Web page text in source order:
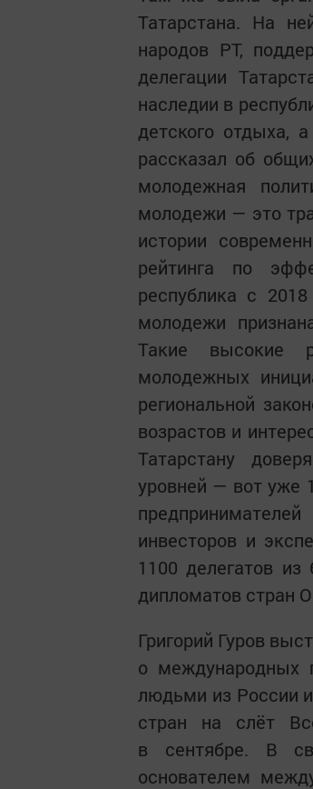
Татарстана. На
народов РТ,
делегации
наследии в
детского отдыха,
рассказал об
молодежная
молодежи — это
истории
рейтинга по
республика с
молодежи
Такие высокие
молодежных
региональной
возрастов и
Татарстану
уровней — вот уже
инвесторов и
1100 делегатов
дипломатов стран
Григорий Гуров
о международных
людьми из России
стран на слёт
в сентябре. В
основателем